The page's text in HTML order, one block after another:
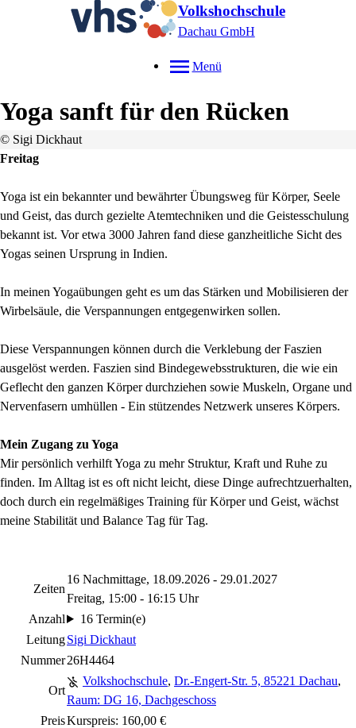
Volkshochschule
Dachau GmbH
Menü
Yoga sanft für den Rücken
© Sigi Dickhaut
Freitag
Yoga ist ein bekannter und bewährter Übungsweg für Körper, Seele
und Geist, das durch gezielte Atemtechniken und die Geistesschulung
bekannt ist. Vor etwa 3000 Jahren fand diese ganzheitliche Sicht des
Yogas seinen Ursprung in Indien.
In meinen Yogaübungen geht es um das Stärken und Mobilisieren der
Wirbelsäule, die Verspannungen entgegenwirken sollen.
Diese Verspannungen können durch die Verklebung der Faszien
ausgelöst werden. Faszien sind Bindegewebsstrukturen, die wie ein
Geflecht den ganzen Körper durchziehen sowie Muskeln, Organe und
Nervenfasern umhüllen - Ein stützendes Netzwerk unseres Körpers.
Mein Zugang zu Yoga
Mir persönlich verhilft Yoga zu mehr Struktur, Kraft und Ruhe zu
finden. Im Alltag ist es oft nicht leicht, diese Dinge aufrechtzuerhalten,
doch durch ein regelmäßiges Training für Körper und Geist, wächst
meine Stabilität und Balance Tag für Tag.
Zeiten
16 Nachmittage, 18.09.2026 - 29.01.2027
Freitag, 15:00 - 16:15 Uhr
Anzahl
16 Termin(e)
LeitungSigi Dickhaut
Nummer26H4464
Ort
Volkshochschule, Dr.-Engert-Str. 5, 85221 Dachau,
Raum: DG 16, Dachgeschoss
PreisKurspreis: 160,00 €